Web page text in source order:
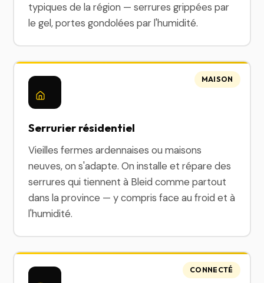
typiques de la région — serrures grippées par
le gel, portes gondolées par l'humidité.
Serrurier résidentiel
Vieilles fermes ardennaises ou maisons
neuves, on s'adapte. On installe et répare des
serrures qui tiennent à Bleid comme partout
dans la province — y compris face au froid et à
l'humidité.
MAISON
CONNECTÉ